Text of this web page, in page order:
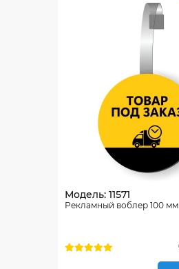
Модель: 11571
Рекламный воблер 100 мм